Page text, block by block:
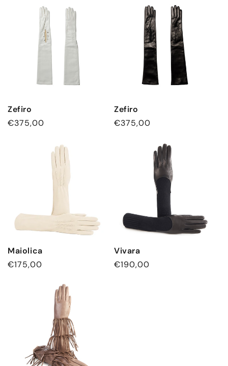
Zefiro
Normaler
€375,00
Zefiro
Normaler
€375,00
Maiolica
Normaler
€175,00
Vivara
Normaler
€190,00